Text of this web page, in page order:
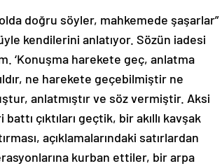
doğru söyler, mahkemede şaşarlar”
kendilerini anlatıyor. Sözün iadesi
‘Konuşma harekete geç, anlatma
ne harekete geçebilmiştir ne
anlatmıştır ve söz vermiştir. Aksi
çıktıları geçtik, bir akıllı kavşak
açıklamalarındaki satırlardan
kurban ettiler, bir arpa